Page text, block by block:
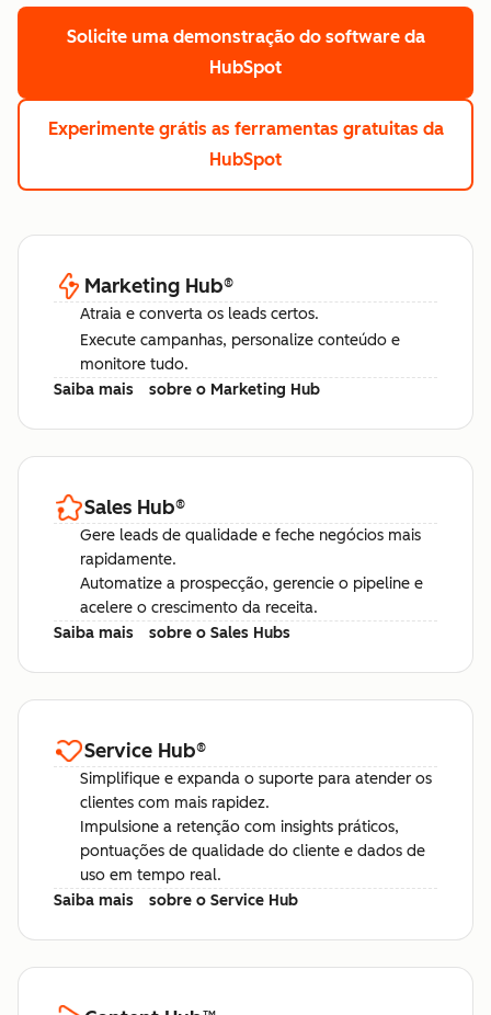
Solicite uma demonstração do software da
HubSpot
Experimente grátis as ferramentas gratuitas da
HubSpot
Marketing Hub®
Atraia e converta os leads certos.
Execute campanhas, personalize conteúdo e
monitore tudo.
Saiba mais
sobre o Marketing Hub
Sales Hub®
Gere leads de qualidade e feche negócios mais
rapidamente.
Automatize a prospecção, gerencie o pipeline e
acelere o crescimento da receita.
Saiba mais
sobre o Sales Hubs
Service Hub®
Simplifique e expanda o suporte para atender os
clientes com mais rapidez.
Impulsione a retenção com insights práticos,
pontuações de qualidade do cliente e dados de
uso em tempo real.
Saiba mais
sobre o Service Hub